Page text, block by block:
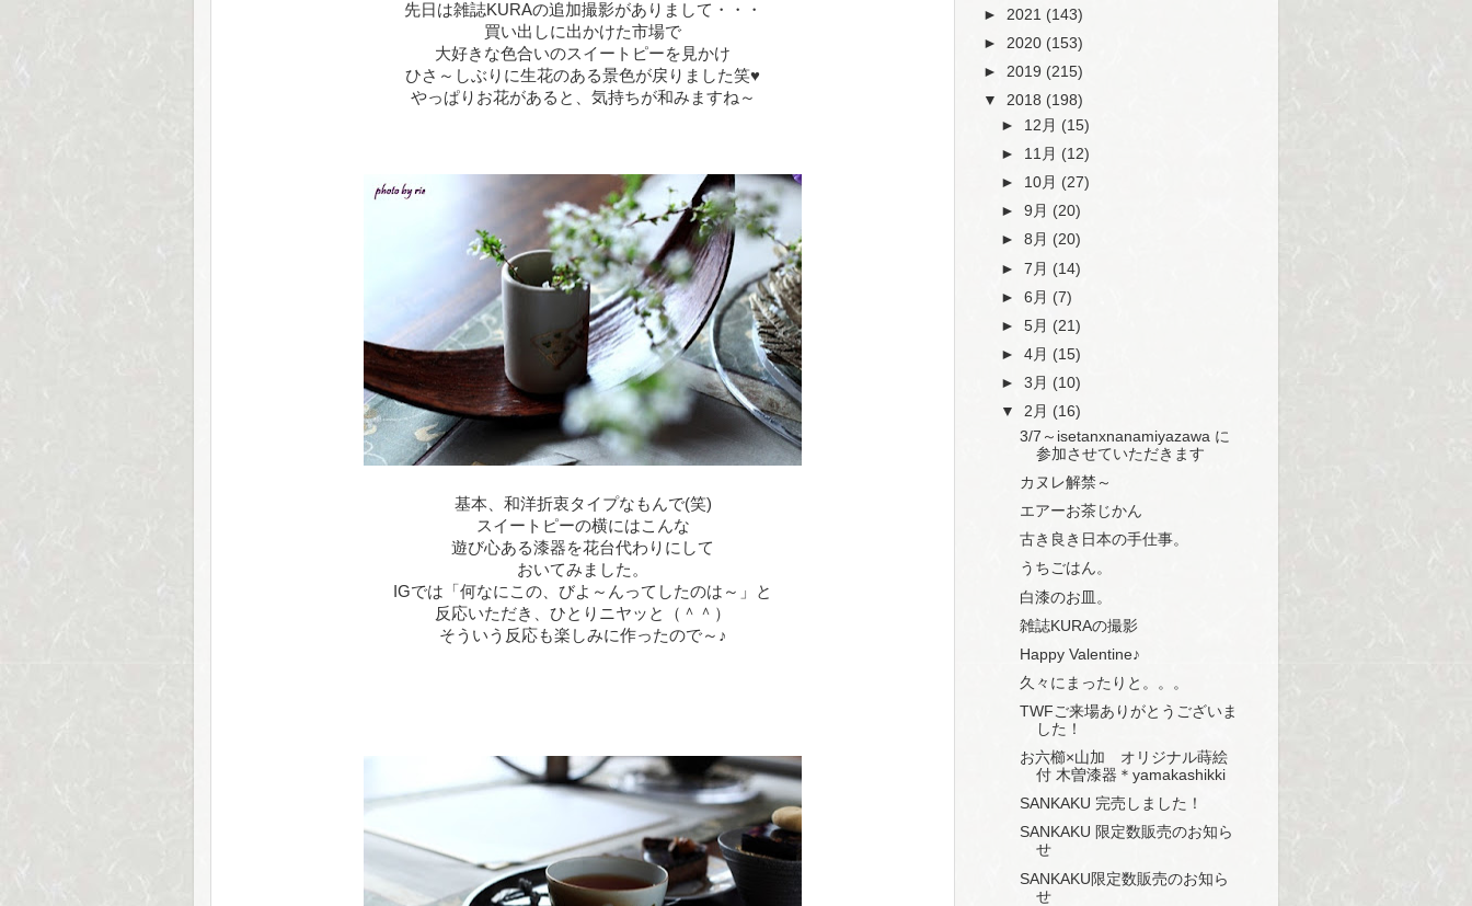
先日は雑誌KURAの追加撮影がありまして・・・
買い出しに出かけた市場で
大好きな色合いのスイートピーを見かけ
ひさ～しぶりに生花のある景色が戻りました笑♥
やっぱりお花があると、気持ちが和みますね～
基本、和洋折衷タイプなもんで(笑)
スイートピーの横にはこんな
遊び心ある漆器を花台代わりにして
おいてみました。
IGでは「何なにこの、びよ～んってしたのは～」と
反応いただき、ひとりニヤッと（＾＾）
そういう反応も楽しみに作ったので～♪
► 2021 (143)
► 2020 (153)
► 2019 (215)
▼ 2018 (198)
► 12月 (15)
► 11月 (12)
► 10月 (27)
►9月 (20)
►8月 (20)
►7月 (14)
►6月 (7)
►5月 (21)
►4月 (15)
►3月 (10)
▼2月 (16)
3/7～isetanxnanamiyazawa に
参加させていただきます
カヌレ解禁～
エアーお茶じかん
古き良き日本の手仕事。
うちごはん。
白漆のお皿。
雑誌KURAの撮影
Happy Valentine♪
久々にまったりと。。。
TWFご来場ありがとうございま
した！
お六櫛×山加 オリジナル蒔絵
付 木曽漆器＊yamakashikki
SANKAKU 完売しました！
SANKAKU 限定数販売のお知ら
せ
SANKAKU限定数販売のお知ら
せ